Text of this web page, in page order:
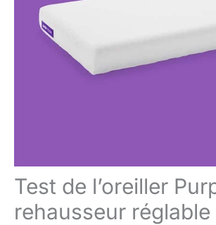
Test de l’oreiller
rehausseur réglable